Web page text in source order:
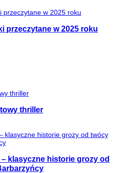
przeczytane w 2025 roku
thriller
– klasyczne historie grozy od